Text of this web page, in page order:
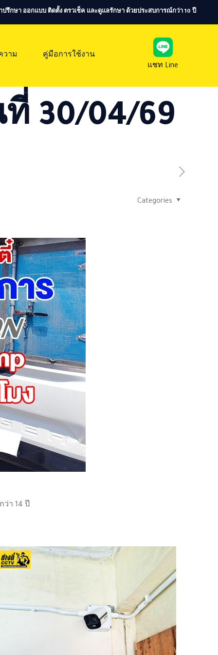
ปรึกษา ออกแบบ ติดตั้ง ตรวเช็ค และดูแลรักษา ด้วยประสบการณ์กว่า 10 ปี
วาม
คู่มือการใช้งาน
แชท Line
30/04/69
Categories
า 14 ปี